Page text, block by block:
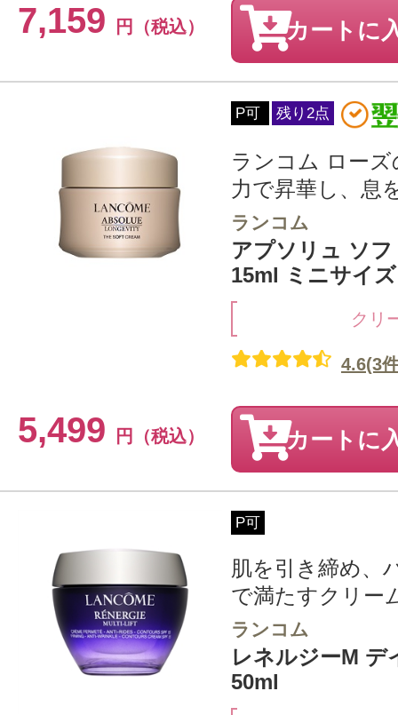
7,159 円（税込） カートに
P可 残り2点
ランコム ロー
力で昇華し、息
ランコム
アプソリュ ソ
15ml ミニサイズ
クリ
5,499 円（税込）
4.6(3
カートに
P可
肌を引き締め、
で満たすクリー
ランコム
レネルジーM デ
50ml